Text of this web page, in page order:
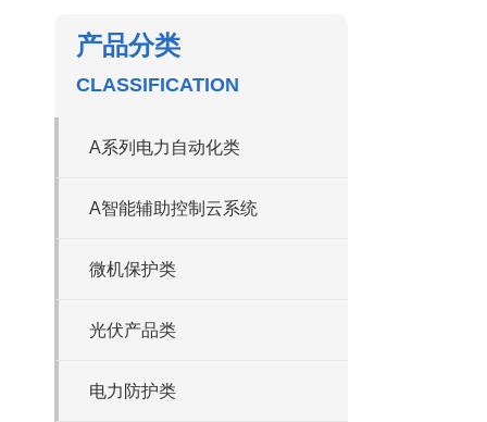
产品分类
CLASSIFICATION
A系列电力自动化类
A智能辅助控制云系统
微机保护类
光伏产品类
电力防护类